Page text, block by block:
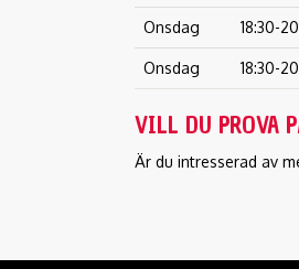
Onsdag 18:30-
Onsdag 18:30-
VILL DU PROVA
Är du intresserad av